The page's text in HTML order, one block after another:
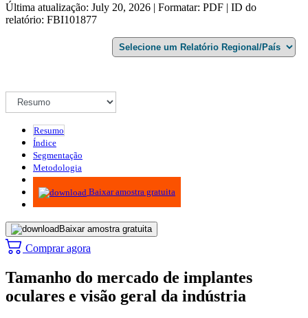
Última atualização: July 20, 2026 | Formatar: PDF | ID do
relatório: FBI101877
Resumo
Índice
Segmentação
Metodologia
Infográficos
Baixar amostra gratuita
Baixar amostra gratuita
Comprar agora
Tamanho do mercado de implantes
oculares e visão geral da indústria